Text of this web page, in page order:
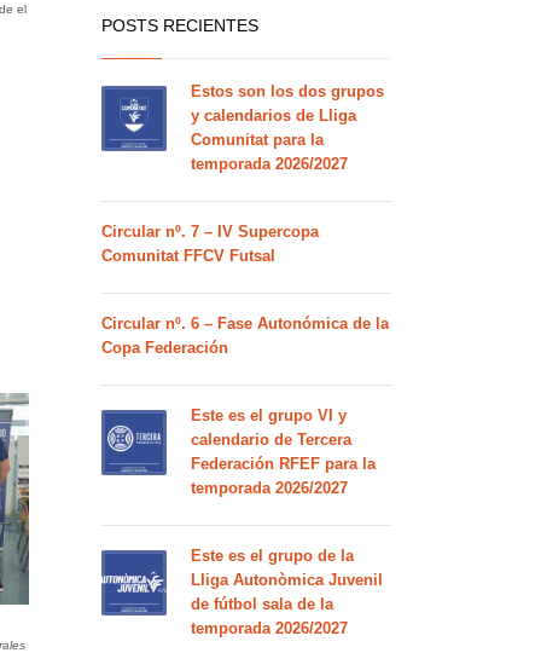
el
POSTS RECIENTES
Estos son los dos grupos
y calendarios de Lliga
Comunitat para la
temporada 2026/2027
Circular nº. 7 – IV Supercopa
Comunitat FFCV Futsal
Circular nº. 6 – Fase Autonómica de la
Copa Federación
Este es el grupo VI y
calendario de Tercera
Federación RFEF para la
temporada 2026/2027
Este es el grupo de la
Lliga Autonòmica Juvenil
de fútbol sala de la
temporada 2026/2027